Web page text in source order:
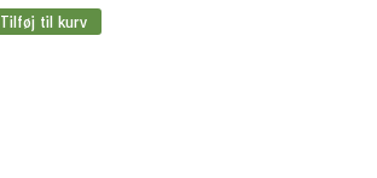
Tilføj til kurv